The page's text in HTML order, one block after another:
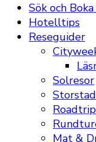
Sök och
Hotelltips
Reseguider
Solresor
Mat &